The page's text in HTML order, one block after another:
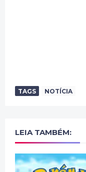
TAGS NOTÍCIA
LEIA TAMBÉM: